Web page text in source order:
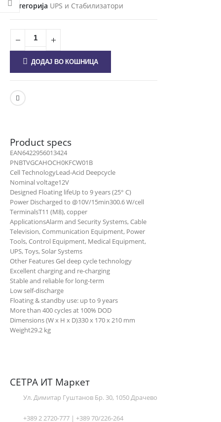
Категорија UPS и Стабилизатори
ДОДАЈ ВО КОШНИЦА
Product specs
EAN6422956013424
PNBTVGCAHOCH0KFCW01B
Cell TechnologyLead-Acid Deepcycle
Nominal voltage12V
Designed Floating lifeUp to 9 years (25° C)
Power Discharged to @10V/15min300.6 W/cell
TerminalsT11 (M8), copper
ApplicationsAlarm and Security Systems, Cable
Television, Communication Equipment, Power
Tools, Control Equipment, Medical Equipment,
UPS, Toys, Solar Systems
Other FeaturesGel deep cycle technology
Excellent charging and re-charging
Stable and reliable for long-term
Low self-discharge
Floating & standby use: up to 9 years
More than 400 cycles at 100% DOD
Dimensions (W x H x D)330 x 170 x 210 mm
Weight29.2 kg
СЕТРА ИТ Маркет
Ул. Димитар Гуштанов Бр. 30, 1050 Драчево
+389 2 2720-777 | +389 70/226-264